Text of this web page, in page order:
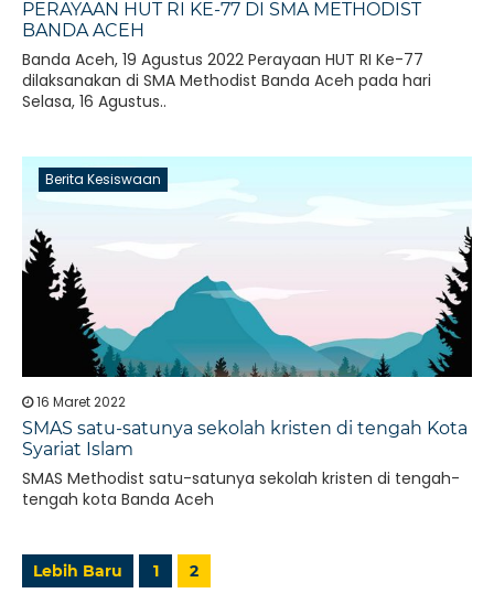
PERAYAAN HUT RI KE-77 DI SMA METHODIST
BANDA ACEH
Banda Aceh, 19 Agustus 2022 Perayaan HUT RI Ke-77
dilaksanakan di SMA Methodist Banda Aceh pada hari
Selasa, 16 Agustus..
Berita Kesiswaan
16 Maret 2022
SMAS satu-satunya sekolah kristen di tengah Kota
Syariat Islam
SMAS Methodist satu-satunya sekolah kristen di tengah-
tengah kota Banda Aceh
Lebih Baru 1 2